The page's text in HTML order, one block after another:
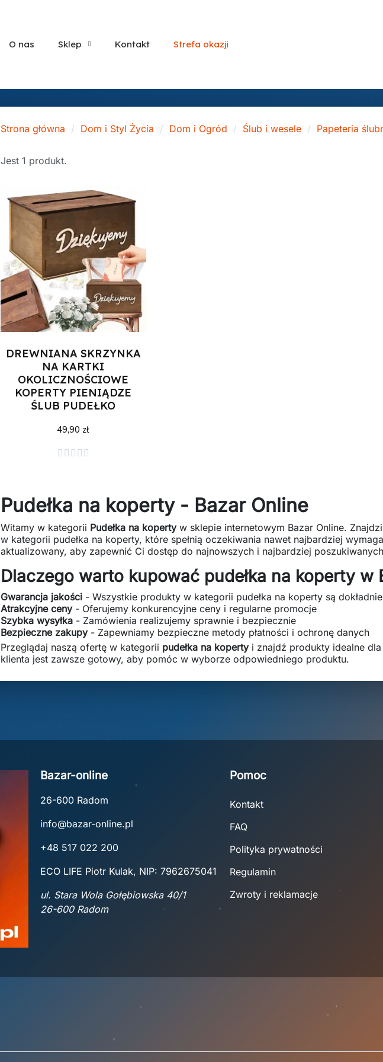
O nas Sklep Kontakt Strefa okazji
Strona główna Dom i Styl Życia Dom i Ogród Ślub i wesele Papeteria
Jest 1 produkt.
DREWNIANA SKRZYNKA
NA KARTKI
OKOLICZNOŚCIOWE
KOPERTY PIENIĄDZE
ŚLUB PUDEŁKO
49,90 zł
    
Dodaj do koszyka
Pudełka na koperty - Bazar Online
Witamy w kategorii Pudełka na kopertyw sklepie internetowym Bazar Online.
w kategorii pudełka na koperty, które spełnią oczekiwania nawet najbardziej
aktualizowany, aby zapewnić Ci dostęp do najnowszych i najbardziej
Dlaczego warto kupować pudełka na koperty w
Gwarancja jakości - Wszystkie produkty w kategorii pudełka na koperty są
Atrakcyjne ceny- Oferujemy konkurencyjne ceny i regularne promocje
Szybka wysyłka - Zamówienia realizujemy sprawnie i bezpiecznie
Bezpieczne zakupy- Zapewniamy bezpieczne metody płatności i ochronę danych
Przeglądaj naszą ofertę w kategorii pudełka na kopertyi znajdź produkty idealne dla
klienta jest zawsze gotowy, aby pomóc w wyborze odpowiedniego produktu.
Bazar-online
26-600 Radom
info@bazar-online.pl
+48 517 022 200
ECO LIFE Piotr Kulak, NIP: 7962675041
ul. Stara Wola Gołębiowska 40/1
26-600 Radom
Pomoc
Kontakt
FAQ
Polityka prywatności
Regulamin
Zwroty i reklamacje